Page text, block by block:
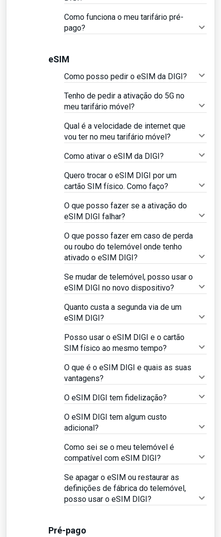
Como funciona o meu tarifário pré-
pago?
eSIM
Como posso pedir o eSIM da DIGI?
Tenho de pedir a ativação do 5G no
meu tarifário móvel?
Qual é a velocidade de internet que
vou ter no meu tarifário móvel?
Como ativar o eSIM da DIGI?
Quero trocar o eSIM DIGI por um
cartão SIM físico. Como faço?
O que posso fazer se a ativação do
eSIM DIGI falhar?
O que posso fazer em caso de perda
ou roubo do telemóvel onde tenho
ativado o eSIM DIGI?
Se mudar de telemóvel, posso usar o
eSIM DIGI no novo dispositivo?
Quanto custa a segunda via de um
eSIM DIGI?
Posso usar o eSIM DIGI e o cartão
SIM físico ao mesmo tempo?
O que é o eSIM DIGI e quais as suas
vantagens?
O eSIM DIGI tem fidelização?
O eSIM DIGI tem algum custo
adicional?
Como sei se o meu telemóvel é
compatível com eSIM DIGI?
Se apagar o eSIM ou restaurar as
definições de fábrica do telemóvel,
posso usar o eSIM DIGI?
Pré-pago